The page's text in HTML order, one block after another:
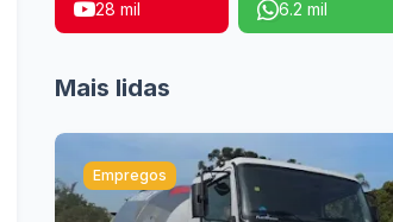
28 mil 6.2 mil
Mais lidas
Empregos